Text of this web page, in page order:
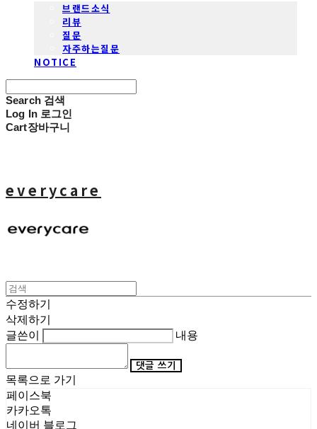
브랜드소식
리뷰
질문
자주하는질문
NOTICE
Search 검색
Log In 로그인
Cart장바구니
everycare
수정하기
삭제하기
글쓴이
내용
댓글 쓰기
목록으로 가기
페이스북
카카오톡
네이버 블로그